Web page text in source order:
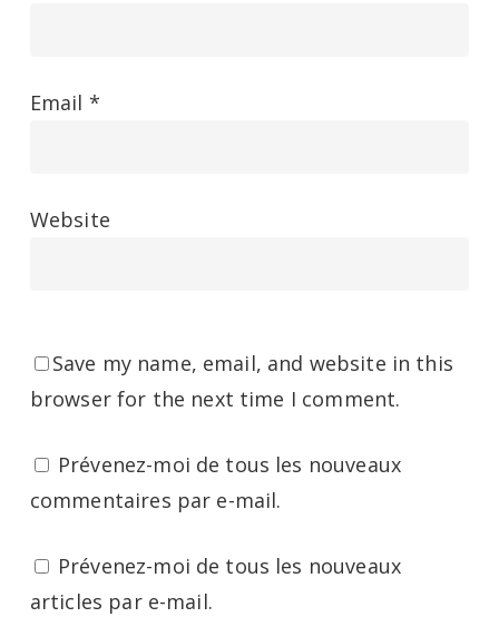
Email *
Website
Save my name, email, and website in this
browser for the next time I comment.
Prévenez-moi de tous les nouveaux
commentaires par e-mail.
Prévenez-moi de tous les nouveaux
articles par e-mail.